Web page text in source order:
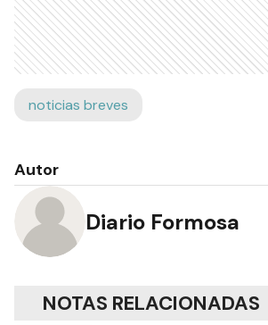
noticias breves
Autor
Diario Formosa
NOTAS RELACIONADAS